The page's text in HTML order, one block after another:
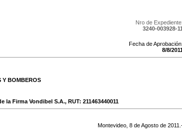
Nro de Expediente:
3240-003928-11
Fecha de Aprobación:
8/8/
Y BOMBEROS
la Firma Vondibel S.A., RUT: 211463440011
Montevideo, 8 deAgosto de 2011